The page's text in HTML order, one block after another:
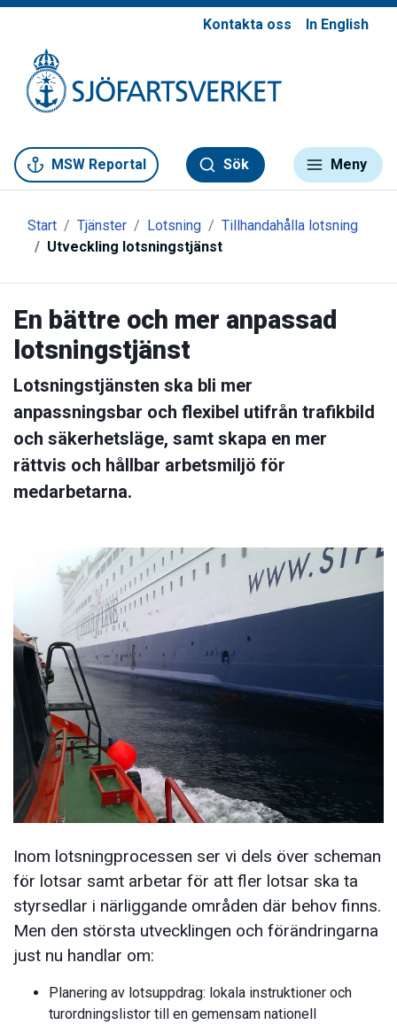
Kontakta oss In English
MSW Reportal Sök Meny
Start Tjänster Lotsning
Tillhandahålla lotsning
Utveckling lotsningstjänst
En bättre och mer anpassad
lotsningstjänst
Lotsningstjänsten ska bli mer
anpassningsbar och flexibel utifrån trafikbild
och säkerhetsläge, samt skapa en mer
rättvis och hållbar arbetsmiljö för
medarbetarna.
Inom lotsningprocessen ser vi dels över scheman
för lotsar samt arbetar för att fler lotsar ska ta
styrsedlar i närliggande områden där behov finns.
Men den största utvecklingen och förändringarna
just nu handlar om:
Planering av lotsuppdrag: lokala instruktioner och
turordningslistor till en gemensam nationell